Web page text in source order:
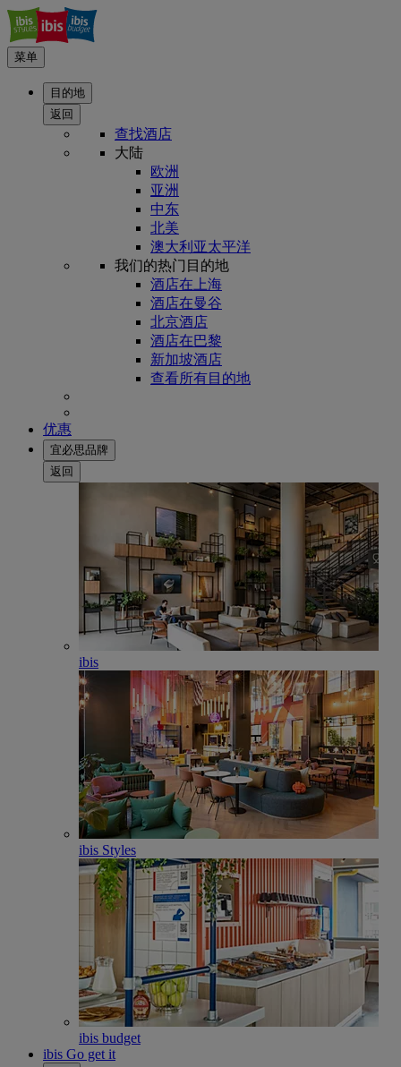
菜单
目的地
返回
查找酒店
大陆
欧洲
亚洲
中东
北美
澳大利亚太平洋
我们的热门目的地
酒店在上海
酒店在曼谷
北京酒店
酒店在巴黎
新加坡酒店
查看所有目的地
优惠
宜必思品牌
返回
ibis
ibis Styles
ibis budget
ibis Go get it